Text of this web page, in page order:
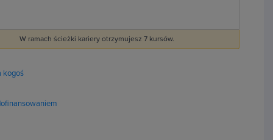
W ramach ścieżki kariery otrzymujesz 7 kursów.
kogoś